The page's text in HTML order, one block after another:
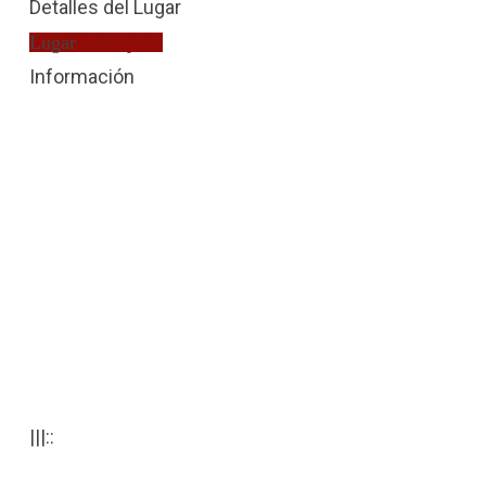
Detalles del Lugar
LugarExtranjería
Información
|||::